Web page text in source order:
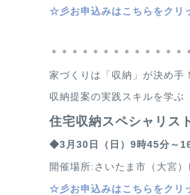
☆ 彡お申込みはこちらをクリ
＊＊＊＊＊＊＊＊＊＊＊＊＊
家づくりは「収納」が決め手！
収納提案の実践スキルを学ぶ
住宅収納スペシャリス
◆3月30 日（日）9時45分～
開催場所:さいたま市（大宮
☆ 彡お申込みはこちらをクリ